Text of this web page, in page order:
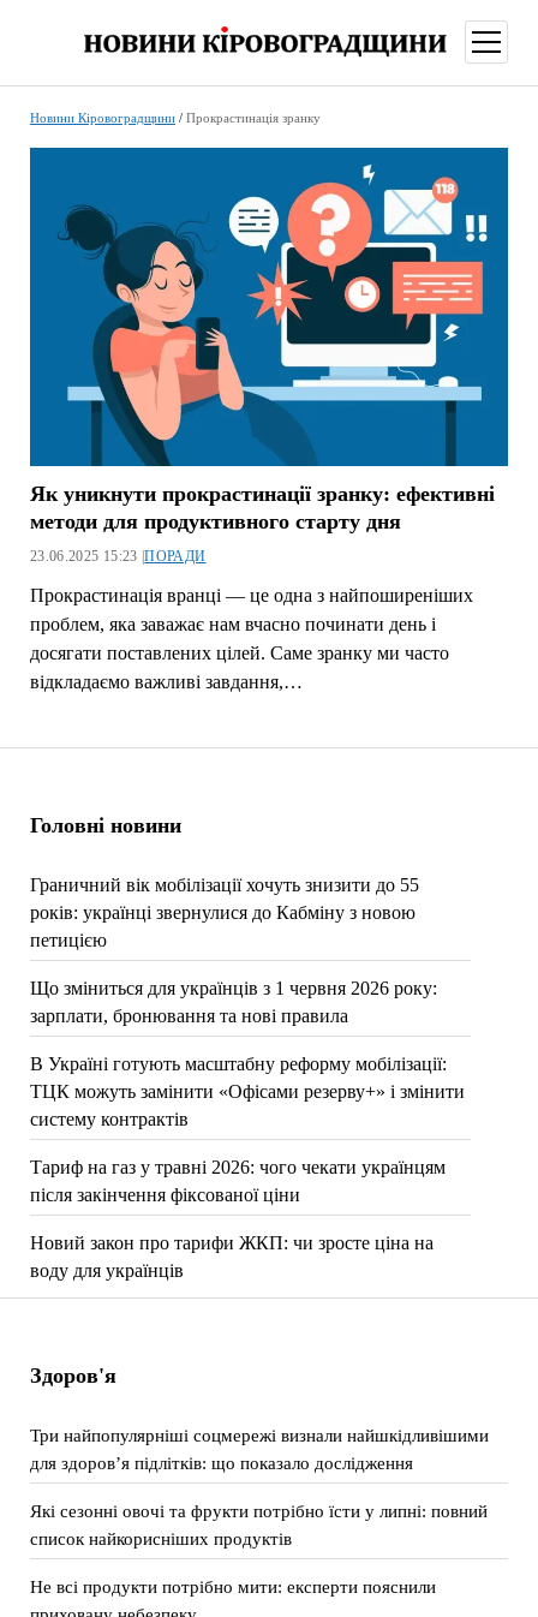
меню
Головні новини
Граничний вік мобілізації хочуть знизити до 55
років: українці звернулися до Кабміну з новою
петицією
Що зміниться для українців з 1 червня 2026 року:
зарплати, бронювання та нові правила
В Україні готують масштабну реформу мобілізації:
ТЦК можуть замінити «Офісами резерву+» і змінити
систему контрактів
Тариф на газ у травні 2026: чого чекати українцям
після закінчення фіксованої ціни
Новий закон про тарифи ЖКП: чи зросте ціна на
воду для українців
Новини Кіровоградщини/ Прокрастинація зранку
Як уникнути прокрастинації зранку: ефективні
методи для продуктивного старту дня
23.06.2025 15:23 |ПОРАДИ
Прокрастинація вранці — це одна з найпоширеніших
проблем, яка заважає нам вчасно починати день і
досягати поставлених цілей. Саме зранку ми часто
відкладаємо важливі завдання,…
Здоров'я
Три найпопулярніші соцмережі визнали найшкідливішими
для здоров’я підлітків: що показало дослідження
Які сезонні овочі та фрукти потрібно їсти у липні: повний
список найкорисніших продуктів
Не всі продукти потрібно мити: експерти пояснили